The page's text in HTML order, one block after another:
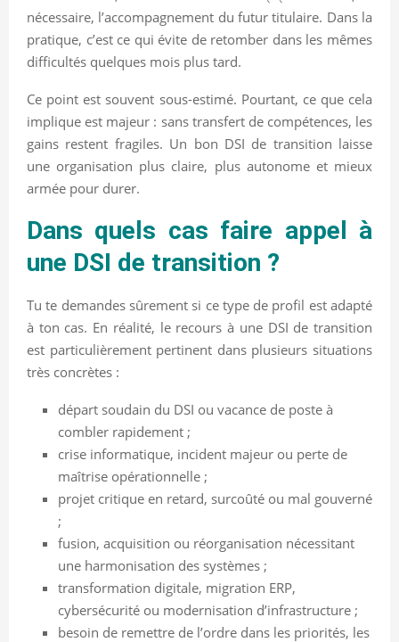
nécessaire, l’accompagnement du futur titulaire. Dans la
pratique, c’est ce qui évite de retomber dans les mêmes
difficultés quelques mois plus tard.
Ce point est souvent sous-estimé. Pourtant, ce que cela
implique est majeur : sans transfert de compétences, les
gains restent fragiles. Un bon DSI de transition laisse
une organisation plus claire, plus autonome et mieux
armée pour durer.
Dans quels cas faire appel à
une DSI de transition ?
Tu te demandes sûrement si ce type de profil est adapté
à ton cas. En réalité, le recours à une DSI de transition
est particulièrement pertinent dans plusieurs situations
très concrètes :
départ soudain du DSI ou vacance de poste à
combler rapidement ;
crise informatique, incident majeur ou perte de
maîtrise opérationnelle ;
projet critique en retard, surcoûté ou mal gouverné
;
fusion, acquisition ou réorganisation nécessitant
une harmonisation des systèmes ;
transformation digitale, migration ERP,
cybersécurité ou modernisation d’infrastructure ;
besoin de remettre de l’ordre dans les priorités, les